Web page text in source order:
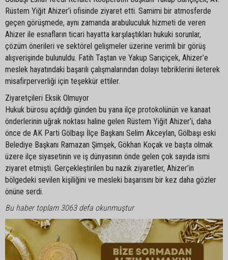
Rüstem Yiğit Ahizer’i ofisinde ziyaret etti. Samimi bir atmosferde
geçen görüşmede, aynı zamanda arabuluculuk hizmeti de veren
Ahizer ile esnafların ticari hayatta karşılaştıkları hukuki sorunlar,
çözüm önerileri ve sektörel gelişmeler üzerine verimli bir görüş
alışverişinde bulunuldu. Fatih Taştan ve Yakup Sarıçiçek, Ahizer’e
meslek hayatındaki başarılı çalışmalarından dolayı tebriklerini ileterek
misafirperverliği için teşekkür ettiler.
Ziyaretçileri Eksik Olmuyor
Hukuk bürosu açıldığı günden bu yana ilçe protokolünün ve kanaat
önderlerinin uğrak noktası haline gelen Rüstem Yiğit Ahizer’i, daha
önce de AK Parti Gölbaşı İlçe Başkanı Selim Akceylan, Gölbaşı eski
Belediye Başkanı Ramazan Şimşek, Gökhan Koçak ve başta olmak
üzere ilçe siyasetinin ve iş dünyasının önde gelen çok sayıda ismi
ziyaret etmişti. Gerçekleştirilen bu nazik ziyaretler, Ahizer’in
bölgedeki sevilen kişiliğini ve mesleki başarısını bir kez daha gözler
önüne serdi.
Bu haber toplam 3063 defa okunmuştur